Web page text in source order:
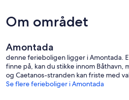
Om området
Amontada
denne ferieboligen ligger i Amontada.
finne på, kan du stikke innom Båthavn,
og Caetanos-stranden kan friste med
Se flere ferieboliger i Amontada